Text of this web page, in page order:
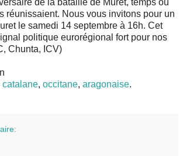
réunissaient. Nous vous invitons pour un
le samedi 14 septembre à 16h. Cet
politique eurorégional fort pour nos
Chunta, ICV)
catalane, occitane, aragonaise.